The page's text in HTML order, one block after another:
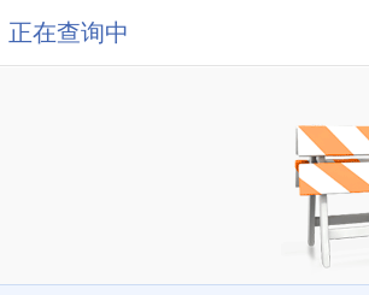
正在查询中